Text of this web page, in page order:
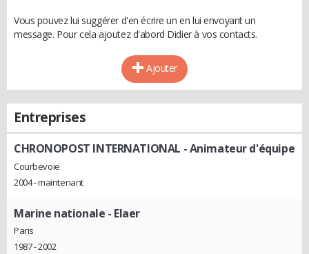
Vous pouvez lui suggérer d'en écrire un en lui envoyant un
message. Pour cela ajoutez d'abord Didier à vos contacts.
Ajouter
Entreprises
CHRONOPOST INTERNATIONAL - Animateur d'équipe
Courbevoie
2004 - maintenant
Marine nationale - Elaer
Paris
1987 - 2002